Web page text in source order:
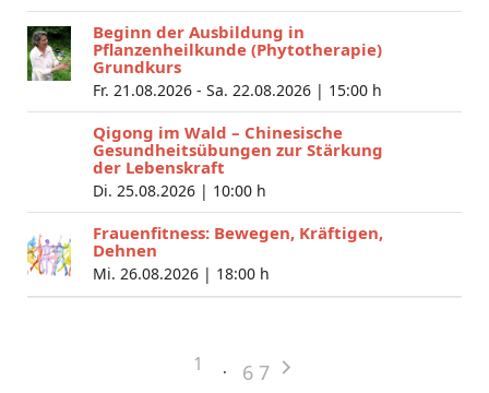
Beginn der Ausbildung in
Pflanzenheilkunde (Phytotherapie)
Grundkurs
Fr. 21.08.2026 - Sa. 22.08.2026 | 15:00 h
Qigong im Wald – Chinesische
Gesundheitsübungen zur Stärkung
der Lebenskraft
Di. 25.08.2026 | 10:00 h
Frauenfitness: Bewegen, Kräftigen,
Dehnen
Mi. 26.08.2026 | 18:00 h
1 6 7